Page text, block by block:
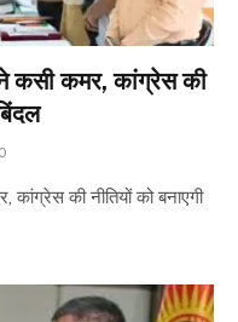
कसी कमर, कांग्रेस की
0
की नीतियों को बनाएगी